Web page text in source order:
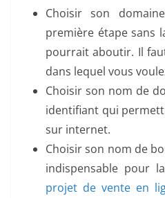
Choisir son
première étape sans
pourrait aboutir. Il
dans lequel vous
Choisir son nom de
identifiant qui
sur internet.
Choisir son nom de
indispensable pour
projet de vente en